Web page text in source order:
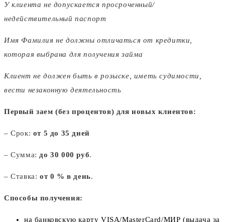
У клиента не допускается просроченный/
недействительный паспорт
Имя Фамилия не должны отличаться от кредитки,
которая выбрана для получения займа
Клиент не должен быть в розыске, иметь судимости,
вести незаконную деятельность
Первый заем (без процентов) для новых клиентов:
– Срок: от 5 до 35 дней
– Сумма: до 30 000 руб.
– Ставка: от 0 % в день.
Способы получения:
на банковскую карту VISA/MasterCard/МИР (выдача за